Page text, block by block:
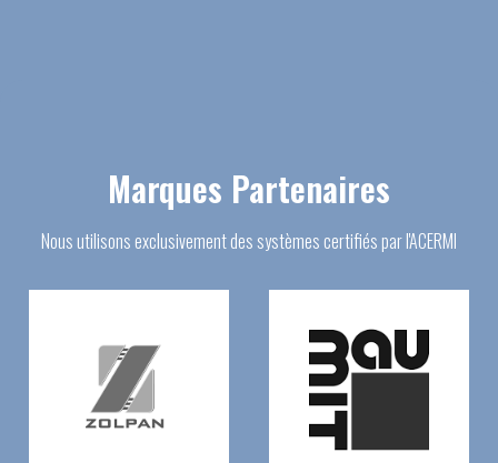
Marques Partenaires
Nous utilisons exclusivement des systèmes certifiés par l'ACERMI